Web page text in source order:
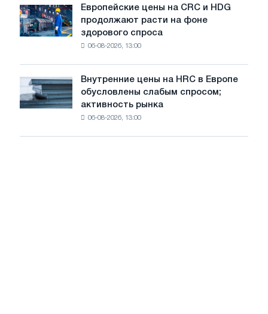
роста
цен
новую
режущую
машину
Европейские
цены
на
продолжают
расти
на
здорового
Европейские цены на CRC и HDG
продолжают расти на фоне
здорового спроса
06-08-2026, 13:00
Внутренние
цены
на
Внутренние цены на HRC в Европе
обусловлены слабым спросом;
активность рынка
06-08-2026, 13:00